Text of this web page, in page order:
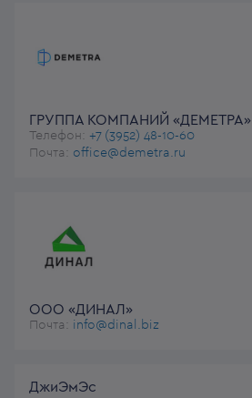
ГРУППА КОМПАНИЙ «ДЕМЕТРА»
Телефон: +7 (3952) 48-10-60
Почта: office@demetra.ru
ООО «ДИНАЛ»
Почта: info@dinal.biz
ДжиЭмЭс